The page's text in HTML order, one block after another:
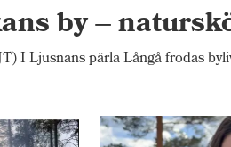
by –
I Ljusnans pärla Långå frodas